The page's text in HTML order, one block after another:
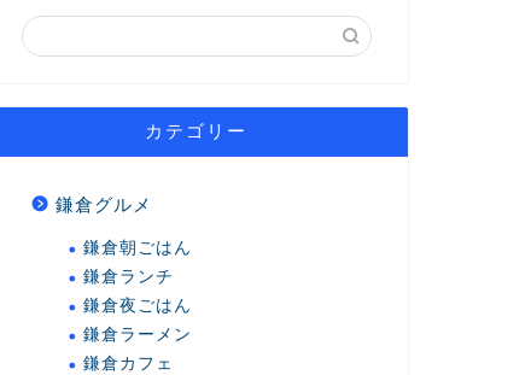
カテゴリー
鎌倉グルメ
鎌倉朝ごはん
鎌倉ランチ
鎌倉夜ごはん
鎌倉ラーメン
鎌倉カフェ